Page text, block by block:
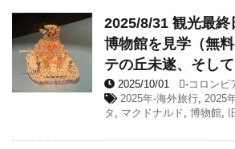
2025/8/31 観光最
博物館を見学（無
テの丘未遂、そし
2025/10/01 -コロンビ
2025年-海外旅行, 2025
タ , マクドナルド, 博物館,